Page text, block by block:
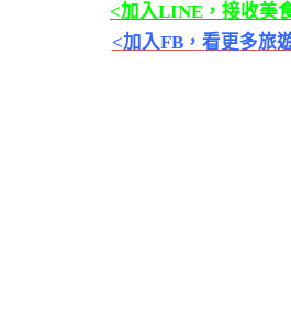
<加入LINE，接收美
<加入FB，看更多旅